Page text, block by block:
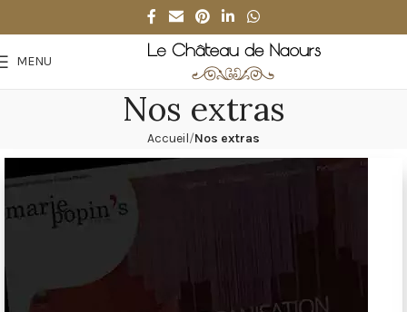
MENU
Nos extras
Accueil Nos extras